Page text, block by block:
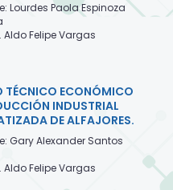
Lourdes Paola Espinoza
Aldo Felipe Vargas
TÉCNICO ECONÓMICO
INDUSTRIAL
DE ALFAJORES.
Gary Alexander Santos
Aldo Felipe Vargas